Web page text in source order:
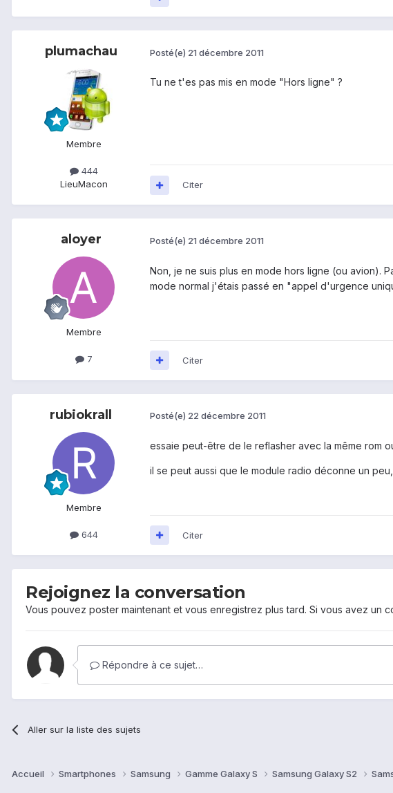
plumachau
Membre
444
LieuMacon
Posté(e) 21 décembre 2011
Tu ne t'es pas mis en mode "Hors ligne" ?
Citer
aloyer
Membre
7
Posté(e) 21 décembre 2011
Non, je ne suis plus en mode hors ligne (ou avion).
mode normal j'étais passé en "appel d'urgence
Citer
rubiokrall
Membre
644
Posté(e) 22 décembre 2011
essaie peut-être de le reflasher avec la même rom
il se peut aussi que le module radio déconne un
Citer
Rejoignez la conversation
Vous pouvez poster maintenant et vous enregistrez plus tard. Si vous avez un
Répondre à ce sujet…
Aller sur la liste des sujets
Accueil Smartphones Samsung Gamme Galaxy S Samsung Galaxy S2